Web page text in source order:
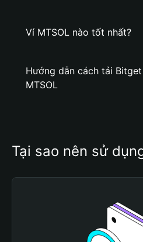
Ví MTSOL nào tốt nhất?
Hướng dẫn cách tải
MTSOL
Tại sao nên sử